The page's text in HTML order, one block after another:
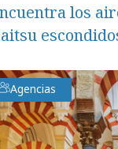
los
Agencias